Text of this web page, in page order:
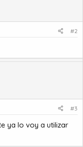
#2
#3
ya lo voy a utilizar